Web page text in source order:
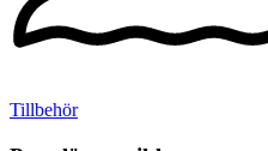
Tillbehör